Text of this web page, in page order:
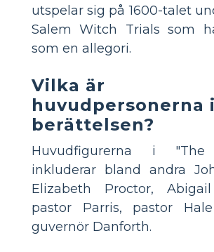
utspelar sig på 1600-talet
Salem Witch Trials som
som en allegori.
Vilka är
huvudpersonerna i
berättelsen?
Huvudfigurerna i "The
inkluderar bland andra
Elizabeth Proctor,
pastor Parris, pastor
guvernör Danforth.